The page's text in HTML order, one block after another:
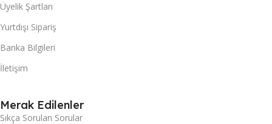
Üyelik Şartları
Yurtdışı Sipariş
Banka Bilgileri
İletişim
Merak Edilenler
Sıkça Sorulan Sorular